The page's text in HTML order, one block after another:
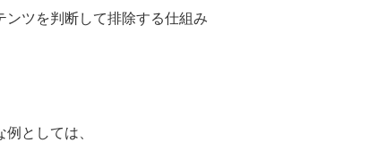
ンツを判断して排除する仕組み
としては、